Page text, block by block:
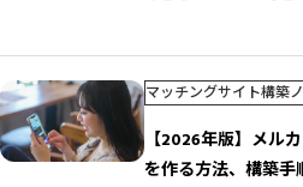
マッチングサイト構築
【2026年版】メル
を作る方法、構築